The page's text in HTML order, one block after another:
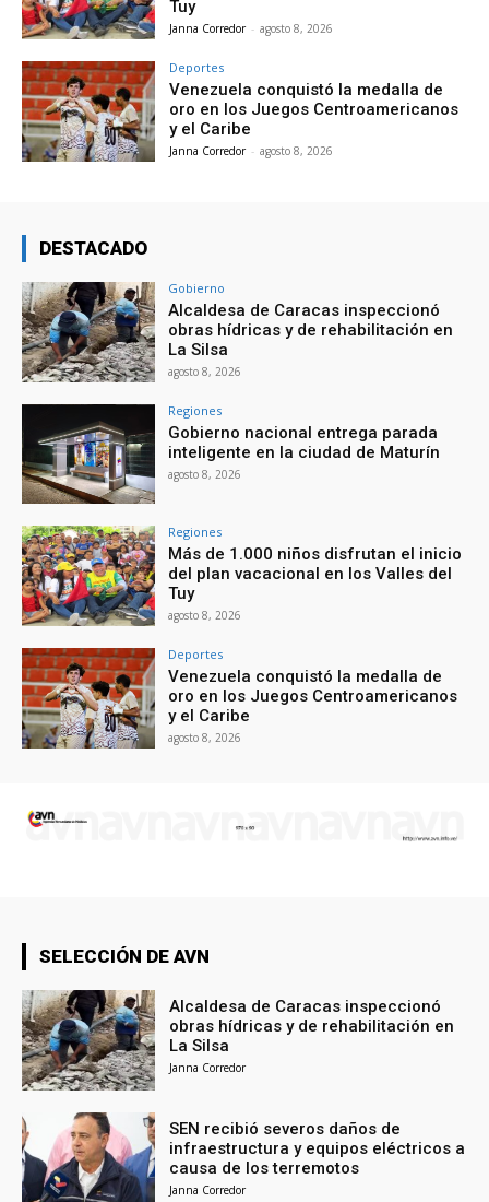
Tuy
Janna Corredor - agosto 8, 2026
Deportes
Venezuela conquistó la medalla de
oro en los Juegos Centroamericanos
y el Caribe
Janna Corredor - agosto 8, 2026
DESTACADO
Gobierno
Alcaldesa de Caracas inspeccionó
obras hídricas y de rehabilitación en
La Silsa
agosto 8, 2026
Regiones
Gobierno nacional entrega parada
inteligente en la ciudad de Maturín
agosto 8, 2026
Regiones
Más de 1.000 niños disfrutan el inicio
del plan vacacional en los Valles del
Tuy
agosto 8, 2026
Deportes
Venezuela conquistó la medalla de
oro en los Juegos Centroamericanos
y el Caribe
agosto 8, 2026
SELECCIÓN DE AVN
Alcaldesa de Caracas inspeccionó
obras hídricas y de rehabilitación en
La Silsa
Janna Corredor
SEN recibió severos daños de
infraestructura y equipos eléctricos a
causa de los terremotos
Janna Corredor